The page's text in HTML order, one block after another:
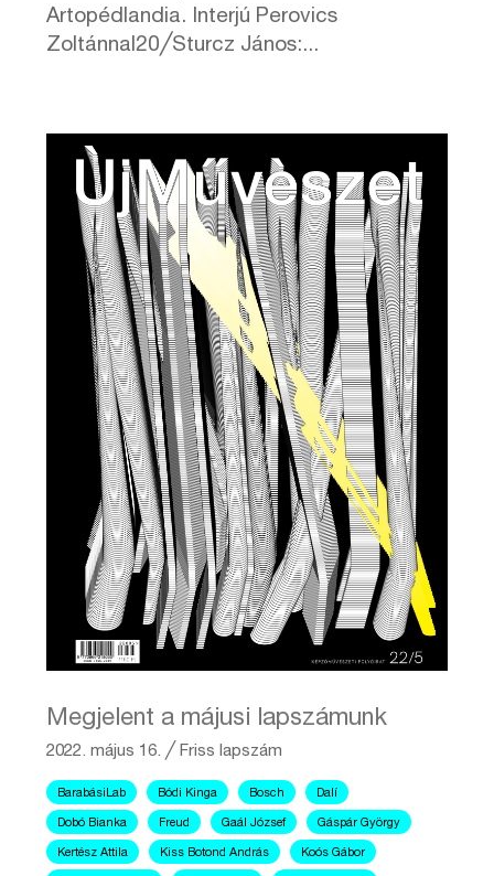
Artopédlandia. Interjú Perovics
Zoltánnal20╱Sturcz János:...
Megjelent a májusi lapszámunk
2022. május 16. ╱Friss lapszám
BarabásiLab Bódi Kinga Bosch Dalí
Dobó Bianka Freud Gaál József Gáspár György
Kertész Attila Kiss Botond András Koós Gábor